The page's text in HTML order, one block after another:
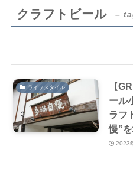
クラフトビール –
ライフスタイル
【
ール
ラフ
慢”
2023